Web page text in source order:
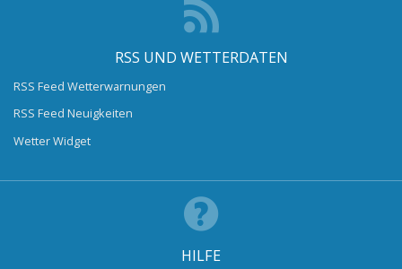
RSS UND WETTERDATEN
RSS Feed Wetterwarnungen
RSS Feed Neuigkeiten
Wetter Widget
HILFE